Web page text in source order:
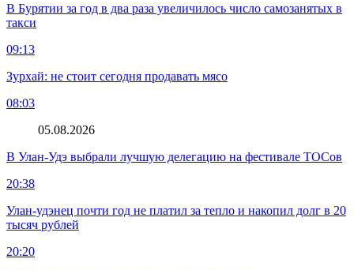
В Бурятии за год в два раза увеличилось число самозанятых в
такси
09:13
Зурхай: не стоит сегодня продавать мясо
08:03
05.08.2026
В Улан-Удэ выбрали лучшую делегацию на фестивале ТОСов
20:38
Улан-удэнец почти год не платил за тепло и накопил долг в 20
тысяч рублей
20:20